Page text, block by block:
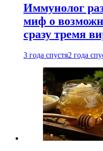
Иммунолог
миф о
сразу тремя
3 года спустя2 года